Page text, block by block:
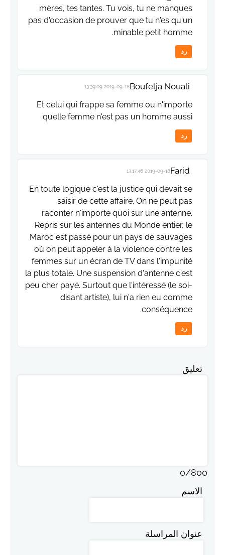
mères, tes tantes. Tu vois, tu ne manques
pas d'occasion de prouver que tu n'es qu'un
minable petit homme.
رد
Boufelja Nouali
2019-09-18 13:39:09
Et celui qui frappe sa femme ou n'importe
quelle femme n'est pas un homme aussi.
رد
Farid
2019-09-18 13:17:46
En toute logique c'est la justice qui devait se
saisir de cette affaire. On ne peut pas
raconter n'importe quoi sur une antenne.
Repris sur les antennes du Monde entier, le
Maroc est passé pour un pays de sauvages
où on peut appeler à la violence contre les
femmes sur un écran de TV dans l'impunité
la plus totale. Une suspension d'antenne c'est
peu cher payé. Surtout que l'intéressé (le soi-
disant artiste), lui n'a rien eu comme
conséquence.
رد
تعليق
0/800
الاسم
عنوان المراسلة